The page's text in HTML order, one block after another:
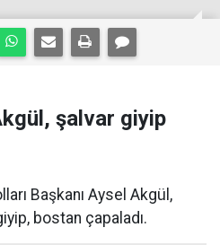
şalvar giyip
Başkanı Aysel Akgül,
bostan çapaladı.